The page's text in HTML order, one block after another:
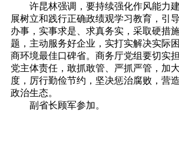
许昆林强调，要持续强化作风能力
展树立和践行正确政绩观学习教育，引
办事，实事求是、求真务实，采取硬措
题，主动服务好企业，实打实解决实际
商环境最佳口碑省。商务厅党组要切实
党主体责任，敢抓敢管、严抓严管，加
度，厉行勤俭节约，坚决惩治腐败，营
政治生态。
副省长顾军参加。